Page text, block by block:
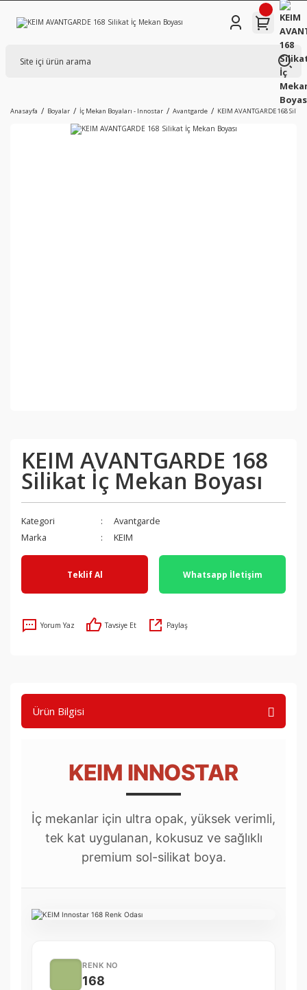
Anasayfa Boyalar İç Mekan Boyaları - Innostar Avantgarde KEIM AVANTGARDE 168
KEIM AVANTGARDE 168
Silikat İç Mekan Boyası
Kategori
Avantgarde
Marka
KEIM
Teklif Al Whatsapp İletişim
Yorum Yaz Tavsiye Et Paylaş
Ürün Bilgisi
KEIM INNOSTAR
İç mekanlar için ultra opak, yüksek verimli,
tek kat uygulanan, kokusuz ve sağlıklı
premium sol-silikat boya.
RENK NO
168